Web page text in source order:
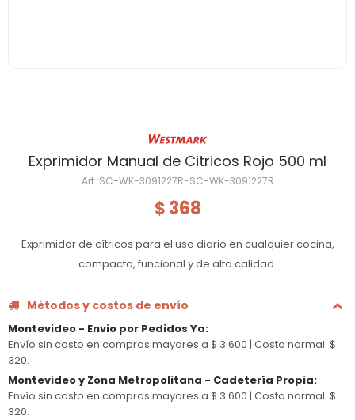
Exprimidor Manual de Citricos Rojo 500 ml
SC-WK-3091227R-SC-WK-3091227R
$ 368
Exprimidor de cítricos para el uso diario en cualquier cocina,
compacto, funcional y de alta calidad.
Métodos y costos de envío
Montevideo - Envio por Pedidos Ya:
Envío sin costo en compras mayores a $ 3.600 | Costo normal: $
320.
Montevideo y Zona Metropolitana - Cadetería Propia:
Envío sin costo en compras mayores a $ 3.600 | Costo normal: $
320.